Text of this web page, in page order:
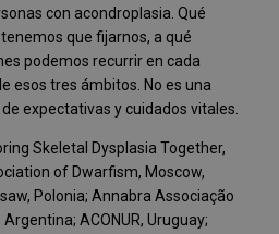
con acondroplasia. Qué
que fijarnos, a qué
podemos recurrir en cada
esos tres ámbitos. No es una
expectativas y cuidados vitales.
Skeletal Dysplasia Together,
of Dwarfism, Moscow,
Polonia; Annabra Associação
ACONUR, Uruguay;